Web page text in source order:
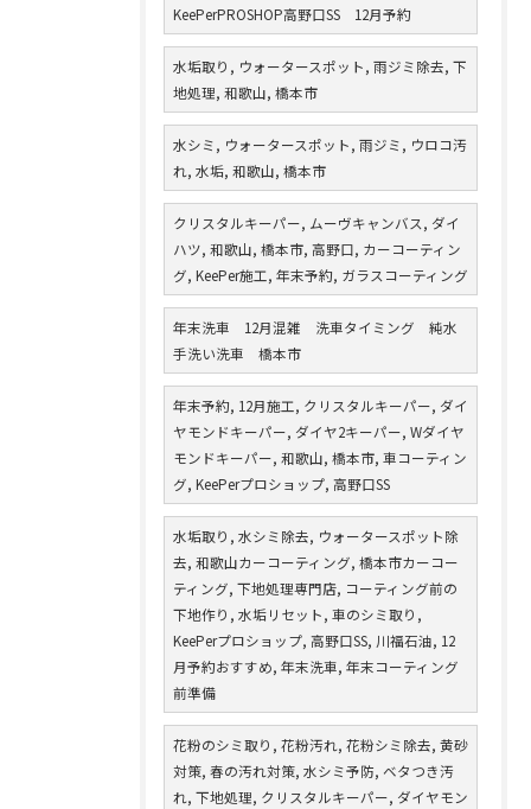
KeePerPROSHOP高野口SS 12月予約
水垢取り, ウォータースポット, 雨ジミ除去, 下
地処理, 和歌山, 橋本市
水シミ, ウォータースポット, 雨ジミ, ウロコ汚
れ, 水垢, 和歌山, 橋本市
クリスタルキーパー, ムーヴキャンバス, ダイ
ハツ, 和歌山, 橋本市, 高野口, カーコーティン
グ, KeePer施工, 年末予約, ガラスコーティング
年末洗車 12月混雑 洗車タイミング 純水
手洗い洗車 橋本市
年末予約, 12月施工, クリスタルキーパー, ダイ
ヤモンドキーパー, ダイヤ2キーパー, Wダイヤ
モンドキーパー, 和歌山, 橋本市, 車コーティン
グ, KeePerプロショップ, 高野口SS
水垢取り, 水シミ除去, ウォータースポット除
去, 和歌山カーコーティング, 橋本市カーコー
ティング, 下地処理専門店, コーティング前の
下地作り, 水垢リセット, 車のシミ取り,
KeePerプロショップ, 高野口SS, 川福石油, 12
月予約おすすめ, 年末洗車, 年末コーティング
前準備
花粉のシミ取り, 花粉汚れ, 花粉シミ除去, 黄砂
対策, 春の汚れ対策, 水シミ予防, ベタつき汚
れ, 下地処理, クリスタルキーパー, ダイヤモン